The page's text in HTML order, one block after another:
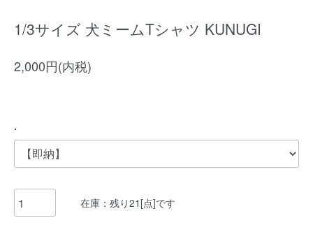
1/3サイズ 犬ミームTシャツ KUNUGI
2,000円(内税)
.
在庫：残り21[点]です